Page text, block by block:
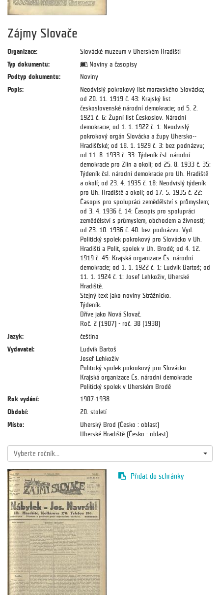
Zájmy Slovače
Organizace:
Slovácké muzeum v Uherském Hradišti
Typ dokumentu:
Noviny a časopisy
Podtyp dokumentu:
Noviny
Popis:
Neodvislý pokrokový list moravského Slovácka;
od 20. 11. 1919 č. 43: Krajský list
československé národní demokracie; od 5. 2.
1921 č. 6: Župní list Českoslov. Národní
demokracie; od 1. 1. 1922 č. 1: Neodvislý
pokrokový orgán Slovácka a župy Uhersko--
Hradišťské; od 18. 1. 1929 č. 3: bez podnázvu;
od 11. 8. 1933 č. 33: Týdeník čsl. národní
demokracie pro Zlín a okolí; od 25. 8. 1933 č. 35:
Týdeník čsl. národní demokracie pro Uh. Hradiště
a okolí; od 23. 4. 1935 č. 18: Neodvislý týdeník
pro Uh. Hradiště a okolí; od 17. 5. 1935 č. 22:
Časopis pro spolupráci zemědělství s průmyslem;
od 3. 4. 1936 č. 14: Časopis pro spolupráci
zemědělství s průmyslem, obchodem a živností;
od 23. 10. 1936 č. 40: bez podnázvu. Vyd.
Politický spolek pokrokový pro Slovácko v Uh.
Hradišti a Polit, spolek v Uh. Brodě; od 4. 12.
1919 č. 45: Krajská organizace Čs. národní
demokracie; od 1. 1. 1922 č. 1: Ludvík Bartoš; od
11. 1. 1924 č. 1: Josef Lehkoživ, Uherské
Hradiště.
Stejný text jako noviny Strážnicko.
Týdeník.
Dříve jako Nová Slovač.
Roč. 2 (1907) - roč. 38 (1938)
Jazyk:
čeština
Vydavatel:
Ludvík Bartoš
Josef Lehkoživ
Politický spolek pokrokový pro Slovácko
Krajská organizace Čs. národní demokracie
Politický spolek v Uherském Brodě
Rok vydání:
1907-1938
Období:
20. století
Místo:
Uherský Brod (Česko : oblast)
Uherské Hradiště (Česko : oblast)
Vyberte ročník...
Přidat do schránky